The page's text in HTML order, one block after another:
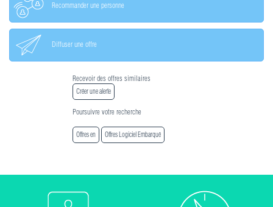
Recommander une personne
Diffuser une offre
Recevoir des offres similaires
Créer une alerte
Poursuivre votre recherche
Offres en Offres Logiciel Embarqué